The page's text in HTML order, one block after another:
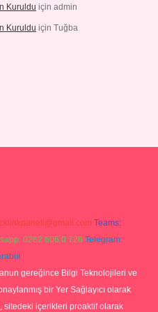
Kuruldu için admin
Kuruldu için Tuğba
Teams:
0262 606 0 726 Telegram:
gereğince Bilgi Teknolojileri ve
bir Yer Sağlayıcı olarak
sitedeki içerikleri proaktif olarak